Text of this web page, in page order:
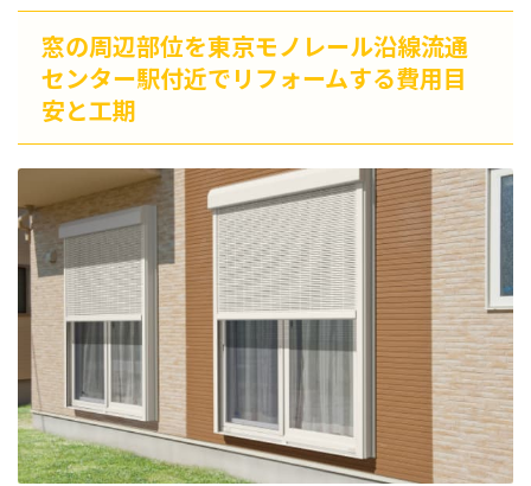
窓の周辺部位を東京モノレール沿線流通
センター駅付近でリフォームする費用目
安と工期